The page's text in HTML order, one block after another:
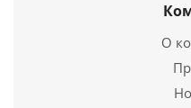
Экран каминный
9
О